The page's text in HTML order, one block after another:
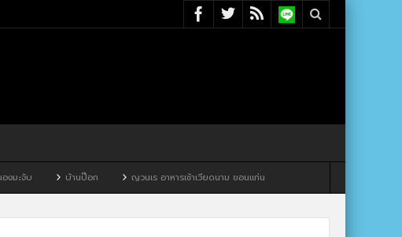
นป๊อก ญวนเร อาหารเช้าเวียดนาม ขอนแก่น